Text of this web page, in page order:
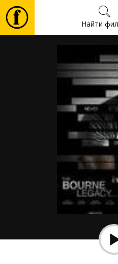
Найти
Билеты
Культура
Мероприятия
Подарки